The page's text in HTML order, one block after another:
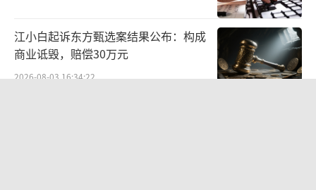
客户集中度方面，群策科技对前五大客户
的销售收入占比虽从2023年的84.5%逐年下降
至2025年的74.3%，但整体仍处于较高水平。
江小白起诉东方甄选案结果公布：构成
商业诋毁，赔偿30万元
2026-08-03 16:34:22